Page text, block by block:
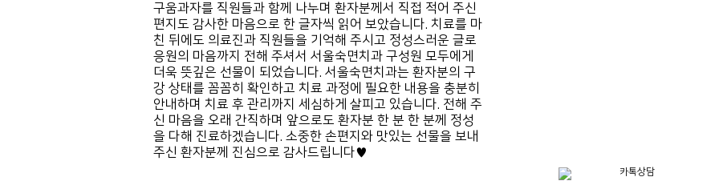
구움과자를 직원들과 함께 나누며 환자분께서 직접 적어 주신
편지도 감사한 마음으로 한 글자씩 읽어 보았습니다. 치료를 마
친 뒤에도 의료진과 직원들을 기억해 주시고 정성스러운 글로
응원의 마음까지 전해 주셔서 서울숙면치과 구성원 모두에게
더욱 뜻깊은 선물이 되었습니다. 서울숙면치과는 환자분의 구
강 상태를 꼼꼼히 확인하고 치료 과정에 필요한 내용을 충분히
안내하며 치료 후 관리까지 세심하게 살피고 있습니다. 전해 주
신 마음을 오래 간직하며 앞으로도 환자분 한 분 한 분께 정성
을 다해 진료하겠습니다. 소중한 손편지와 맛있는 선물을 보내
주신 환자분께 진심으로 감사드립니다♥